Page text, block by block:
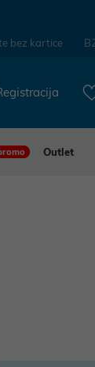
bez kartice
Outlet